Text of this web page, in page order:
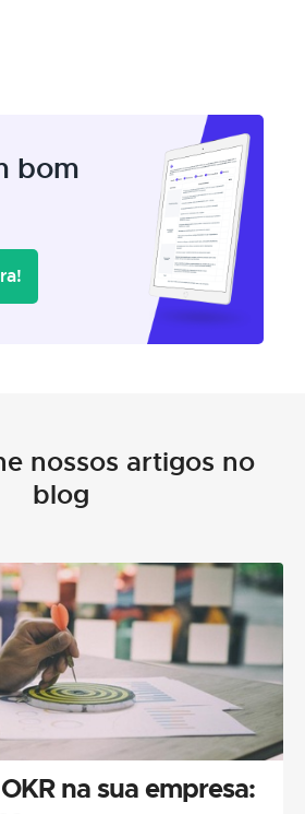
bom
nossos artigos no
blog
na sua empresa: